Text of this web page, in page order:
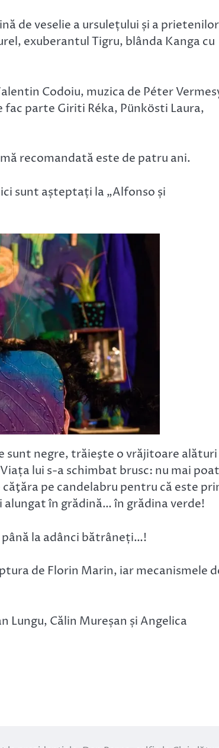
de veselie a ursulețului și a prietenilor
exuberantul Tigru, blânda Kanga cu
Codoiu, muzica de Péter
parte Giriti Réka, Pünkösti Laura,
recomandată este de patru ani.
sunt așteptați la „Alfonso și
negre, trăieşte o vrăjitoare alături
lui s-a schimbat brusc: nu mai
pe candelabru pentru că este
în grădină… în grădina verde!
la adânci bătrâneți…!
de Florin Marin, iar mecanismele
Călin Mureșan și Angelica